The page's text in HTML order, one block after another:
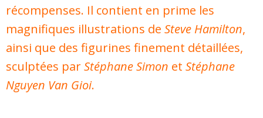
récompenses. Il contient en prime les
magnifiques illustrations de Steve Hamilton,
ainsi que des figurines finement détaillées,
sculptées parStéphane Simon et Stéphane
Nguyen Van Gioi.